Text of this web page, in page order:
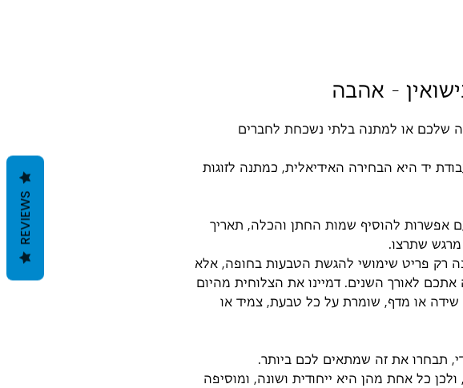
- אהבה
שלכם או למתנה בלתי נשכחת לחברים
יד היא הבחירה האידיאלית, כמתנה לזוגות
אפשרות להוסיף שמות החתן והכלה, תאריך
שתרצו.
רק פריט שימושי להגשת הטבעות בחופה, אלא
לאורך השנים. דמיינו את הצלוחית מהיום
או מדף, שומרת על כל טבעת, צמיד או
תבחרו את זה שמתאים לכם ביותר.
כל אחת מהן היא ייחודית ושונה, ומוסיפה
REVIEWS